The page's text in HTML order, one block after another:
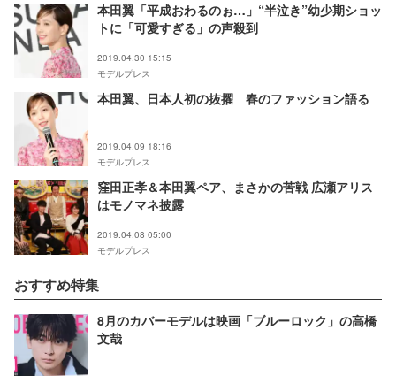
本田翼「平成おわるのぉ…」“半泣き”幼少期ショッ
トに「可愛すぎる」の声殺到
2019.04.30 15:15
モデルプレス
本田翼、日本人初の抜擢 春のファッション語る
2019.04.09 18:16
モデルプレス
窪田正孝＆本田翼ペア、まさかの苦戦 広瀬アリス
はモノマネ披露
2019.04.08 05:00
モデルプレス
おすすめ特集
8月のカバーモデルは映画「ブルーロック」の高橋
文哉